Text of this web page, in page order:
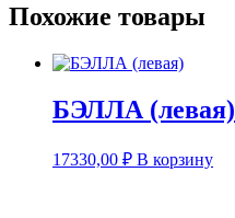
Похожие товары
БЭЛЛА (левая)
17330,00 ₽ В корзину